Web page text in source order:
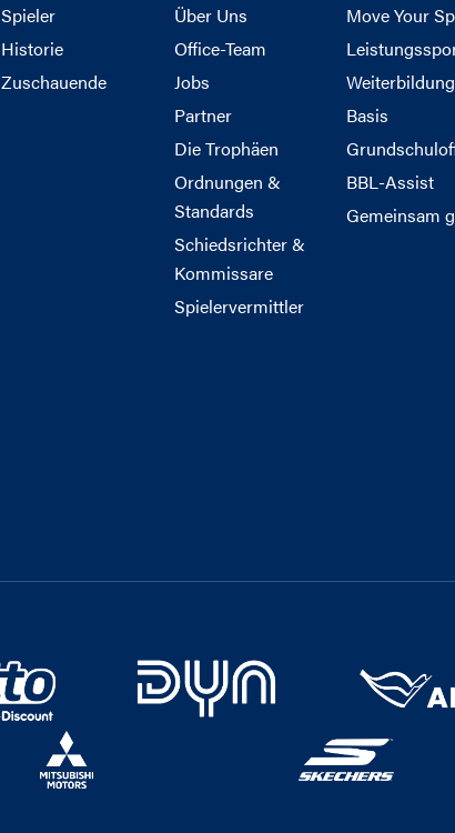
Spieler
Historie
Zuschauende
Über Uns
Office-Team
Jobs
Partner
Die Trophäen
Ordnungen &
Standards
Schiedsrichter &
Kommissare
Spielervermittler
Move Your
Weiterbildung
Basis
BBL-Assist
Gemeinsam